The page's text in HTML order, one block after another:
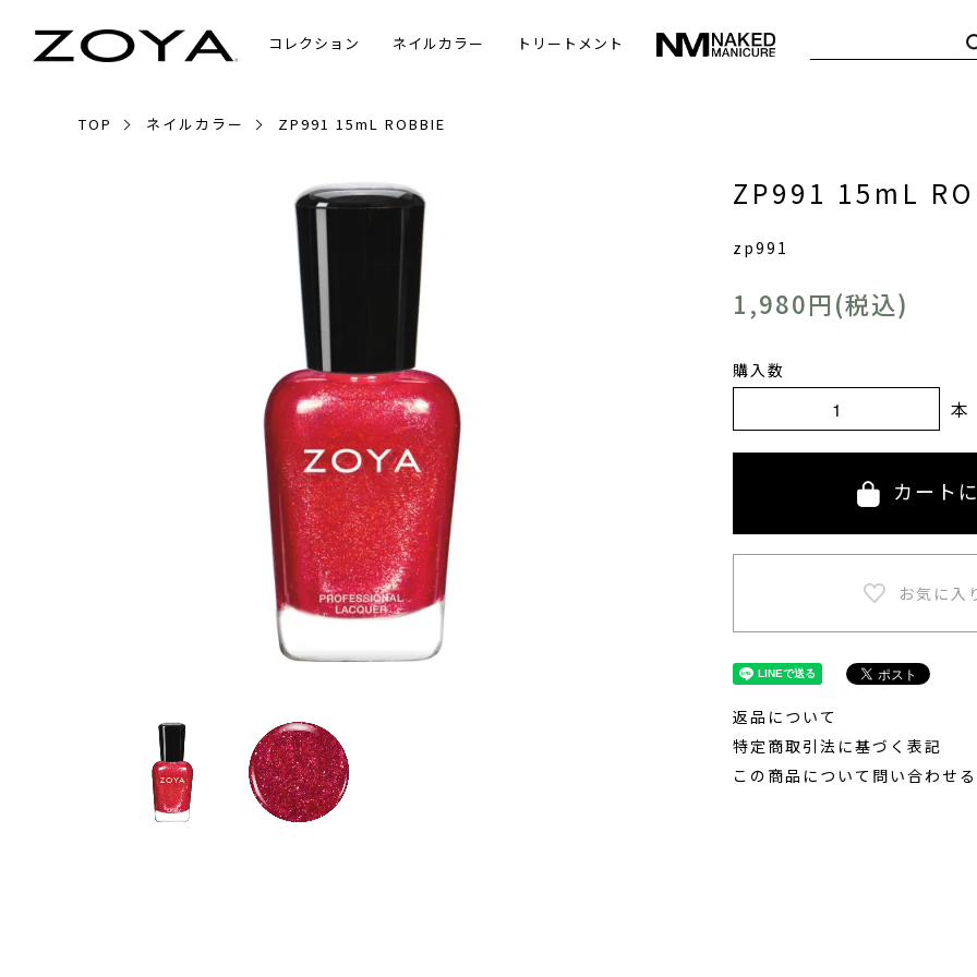
コレクション ネイルカラー トリートメント
TOP ネイルカラー ZP991 15mL ROBBIE
ZP991 15mL
zp991
1,980円(税込)
購入数
本
カート
返品について
特定商取引法に基づく表記
この商品について問い合わせる